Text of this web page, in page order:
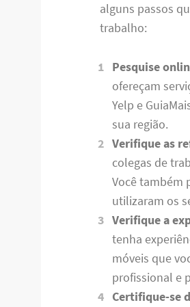
alguns passos
trabalho:
Pesquise
ofereçam
Yelp e
sua região.
Verifique as
colegas de
Você também
utilizaram os
Verifique a
tenha
móveis que
profissional e
Certifique-se